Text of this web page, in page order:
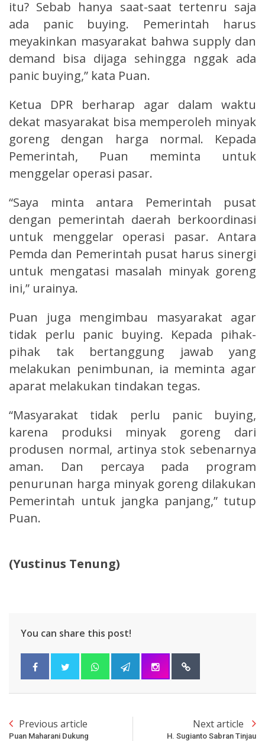
itu? Sebab hanya saat-saat tertenru saja
ada panic buying. Pemerintah harus
meyakinkan masyarakat bahwa supply dan
demand bisa dijaga sehingga nggak ada
panic buying,” kata Puan.
Ketua DPR berharap agar dalam waktu
dekat masyarakat bisa memperoleh minyak
goreng dengan harga normal. Kepada
Pemerintah, Puan meminta untuk
menggelar operasi pasar.
“Saya minta antara Pemerintah pusat
dengan pemerintah daerah berkoordinasi
untuk menggelar operasi pasar. Antara
Pemda dan Pemerintah pusat harus sinergi
untuk mengatasi masalah minyak goreng
ini,” urainya.
Puan juga mengimbau masyarakat agar
tidak perlu panic buying. Kepada pihak-
pihak tak bertanggung jawab yang
melakukan penimbunan, ia meminta agar
aparat melakukan tindakan tegas.
“Masyarakat tidak perlu panic buying,
karena produksi minyak goreng dari
produsen normal, artinya stok sebenarnya
aman. Dan percaya pada program
penurunan harga minyak goreng dilakukan
Pemerintah untuk jangka panjang,” tutup
Puan.
(Yustinus Tenung)
You can share this post!
Previous article
Puan Maharani Dukung
Next article
H. Sugianto Sabran Tinjau